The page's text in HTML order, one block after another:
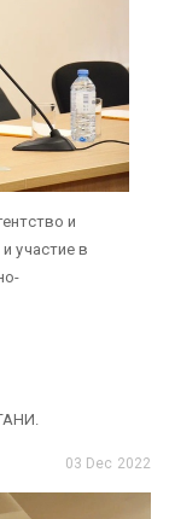
и
участие в
03 Dec 2022